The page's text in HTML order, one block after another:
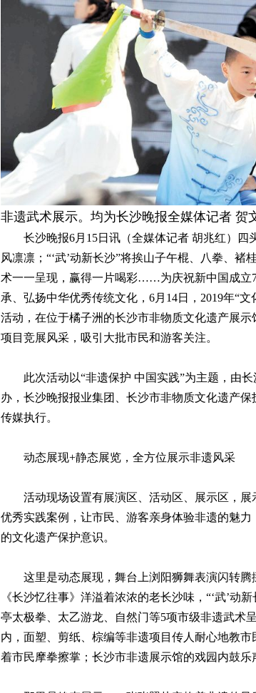
非遗武术展示。均为长沙晚报全媒体记者 贺
长沙晚报6月15日讯（全媒体记者 胡兆红）四
风凛凛；“‘武’动新长沙”将挨山子午棍、八拳、
术一一呈现，赢得一片喝彩……为庆祝新中国成立
承、弘扬中华优秀传统文化，6月14日，2019年“
活动，在位于橘子洲的长沙市非物质文化遗产展
项目竞展风采，吸引大批市民和游客关注。
此次活动以“非遗保护 中国实践”为主题，由长
办，长沙晚报报业集团、长沙市非物质文化遗产
传媒执行。
动态展现+静态展览，全方位展示非遗风采
活动现场设置有展演区、活动区、展示区，展
优秀实践案例，让市民、游客亲身体验非遗的魅
的文化遗产保护意识。
这里是动态展现，舞台上浏阳狮舞表演闪转腾
《长沙忆往事》洋溢着浓浓的老长沙味，“‘武’动
亭太极拳、太乙游龙、自然门等5项市级非遗武术
内，面塑、剪纸、棕编等非遗项目传人耐心地教
着市民摩拳擦掌；长沙市非遗展示馆的戏园内鼓乐